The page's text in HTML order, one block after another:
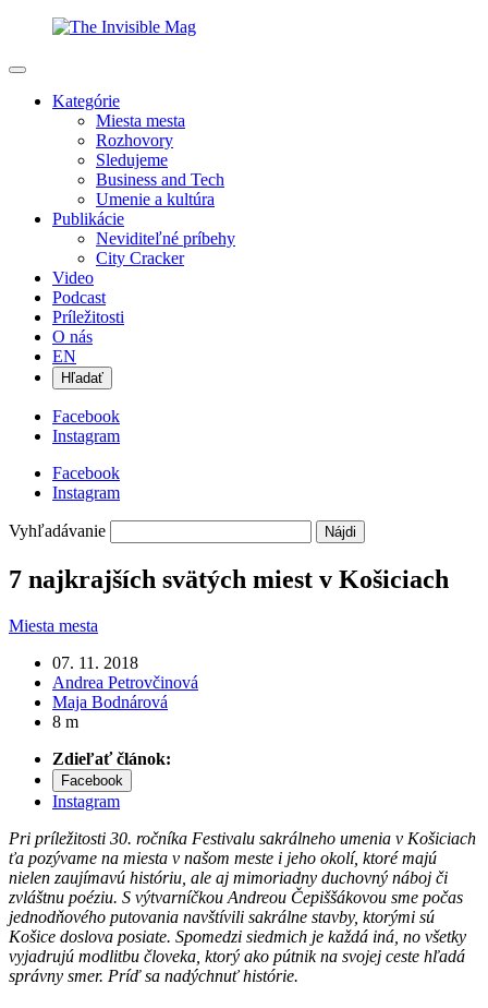
Kategórie
Miesta mesta
Rozhovory
Sledujeme
Business and Tech
Umenie a kultúra
Publikácie
Neviditeľné príbehy
City Cracker
Video
Podcast
Príležitosti
O nás
EN
Hľadať
Facebook
Instagram
Facebook
Instagram
Vyhľadávanie
7 najkrajších svätých miest v Košiciach
Miesta mesta
07. 11. 2018
Andrea Petrovčinová
Maja Bodnárová
8 m
Zdieľať článok:
Facebook
Instagram
Pri príležitosti 30. ročníka Festivalu sakrálneho umenia v Košiciach
ťa pozývame na miesta v našom meste i jeho okolí, ktoré majú
nielen zaujímavú históriu, ale aj mimoriadny duchovný náboj či
zvláštnu poéziu. S výtvarníčkou Andreou Čepiššákovou sme počas
jednodňového putovania navštívili sakrálne stavby, ktorými sú
Košice doslova posiate. Spomedzi siedmich je každá iná, no všetky
vyjadrujú modlitbu človeka, ktorý ako pútnik na svojej ceste hľadá
správny smer. Príď sa nadýchnuť histórie.